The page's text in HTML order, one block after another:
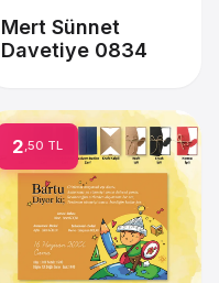
Mert Sünnet
Davetiye 0834
2,50 TL